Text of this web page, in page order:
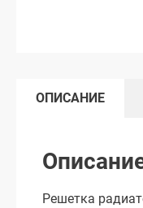
ОПИСАНИЕ
Решетка